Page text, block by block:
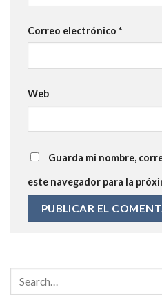
Correo electrónico *
Web
Guarda mi nombre,
este navegador para la